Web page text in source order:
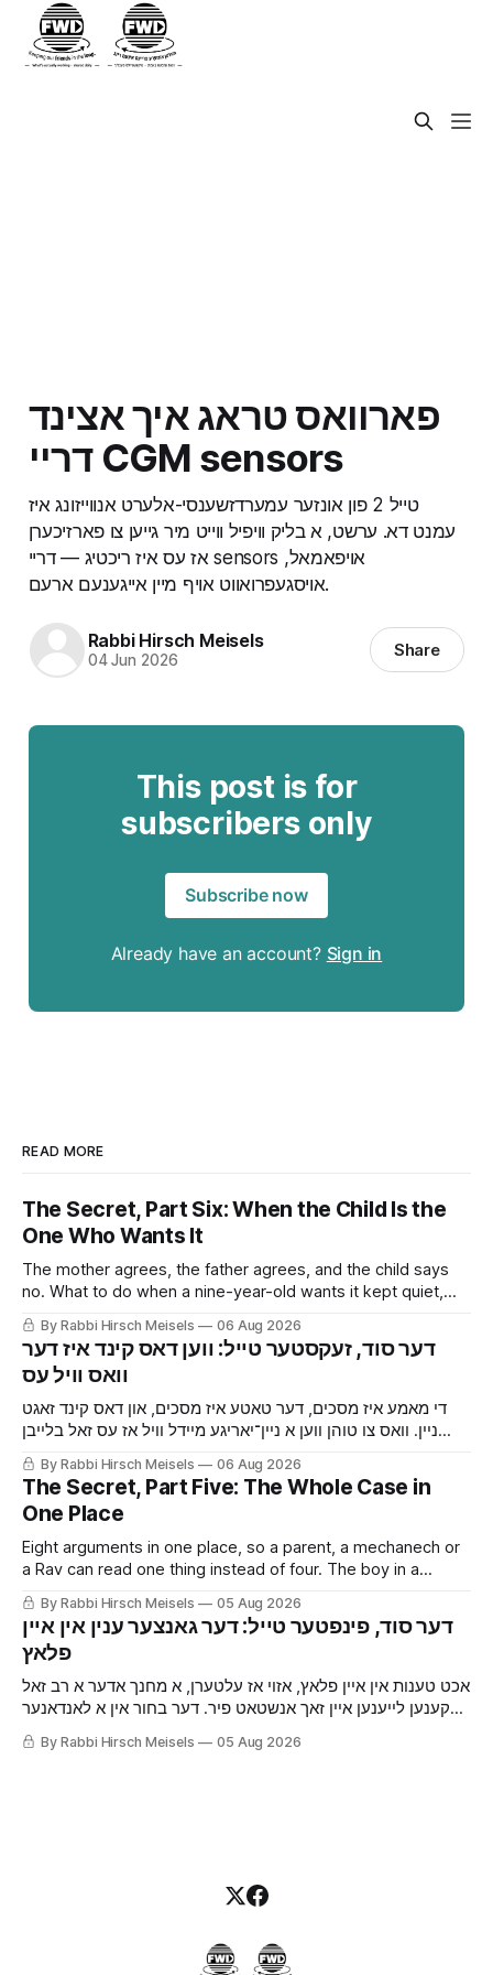
פארוואס טראג איך אצינד
דריי CGM sensors
טייל 2 פון אונזער עמערדזשענסי-אלערט אנווייזונג איז
עמנט דא. ערשט, א בליק וויפיל ווייט מיר גייען צו פארזיכערן
אז עס איז ריכטיג — דריי sensors אויפאמאל,
אויסגעפרואווט אויף מיין אייגענעם ארעם.
Rabbi Hirsch Meisels
04 Jun 2026 Share
This post is for
subscribers only
Subscribe now
Already have an account? Sign in
READ MORE
The Secret, Part Six: When the Child Is the
One Who Wants It
The mother agrees, the father agrees, and the child says
no. What to do when a nine-year-old wants it kept quiet,
what a Shabbaton gives that a doctor and a parent cannot,
and three stories about help that arrived only because
somebody said it out loud.
By Rabbi Hirsch Meisels 06 Aug 2026
‫דער סוד, זעקסטער טייל: ווען דאס קינד איז דער
די מאמע איז מסכים, דער טאטע איז מסכים, און דאס קינד זאגט
ניין. וואס צו טוהן ווען א ניין־יאריגע מיידל וויל אז עס זאל בלייבן
שטיל, וואס א שבתון גיט וואס א דאקטער און עלטערן קענען נישט,
און דריי מעשיות פון הילף וואס איז אנגעקומען נאר ווייל עמיצער
האט עס ארויסגעזאגט.
By Rabbi Hirsch Meisels 06 Aug 2026
The Secret, Part Five: The Whole Case in
One Place
Eight arguments in one place, so a parent, a mechanech or
a Rav can read one thing instead of four. The boy in a
London yeshiva whose secret almost got him sent home,
and what to say to a family that has been told by a Rav to
keep it quiet.
By Rabbi Hirsch Meisels 05 Aug 2026
‫דער סוד, פינפטער טייל: דער גאנצער ענין אין איין
פלאץ‬
אכט טענות אין איין פלאץ, אזוי אז עלטערן, א מחנך אדער א רב זאל
קענען לייענען איין זאך אנשטאט פיר. דער בחור אין א לאנדאנער
ישיבה וואס דער סוד האט אים כמעט געמאכט ארויסשיקן אהיים,
און וואס צו זאגן פאר א משפחה וואס א רב האט געהייסן האלטן
By Rabbi Hirsch Meisels 05 Aug 2026